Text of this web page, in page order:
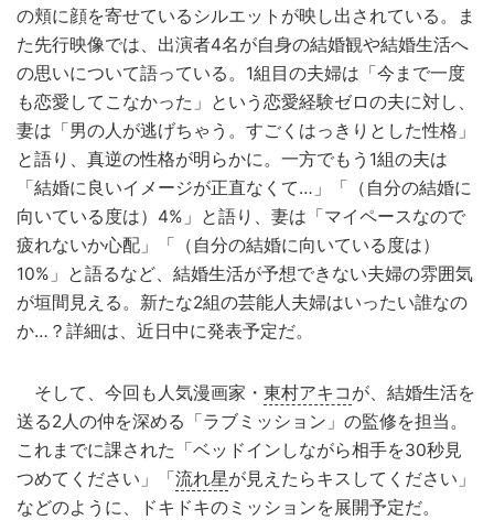
の頬に顔を寄せているシルエットが映し出されている。ま
た先行映像では、出演者4名が自身の結婚観や結婚生活へ
の思いについて語っている。1組目の夫婦は「今まで一度
も恋愛してこなかった」という恋愛経験ゼロの夫に対し、
妻は「男の人が逃げちゃう。すごくはっきりとした性格」
と語り、真逆の性格が明らかに。一方でもう1組の夫は
「結婚に良いイメージが正直なくて…」「（自分の結婚に
向いている度は）4%」と語り、妻は「マイペースなので
疲れないか心配」「（自分の結婚に向いている度は）
10%」と語るなど、結婚生活が予想できない夫婦の雰囲気
が垣間見える。新たな2組の芸能人夫婦はいったい誰なの
か…？詳細は、近日中に発表予定だ。
そして、今回も人気漫画家・ 東村アキコ が、結婚生活を
送る2人の仲を深める「ラブミッション」の監修を担当。
これまでに課された「ベッドインしながら相手を30秒見
つめてください」「 流れ星が見えたらキスしてください」
などのように、ドキドキのミッションを展開予定だ。